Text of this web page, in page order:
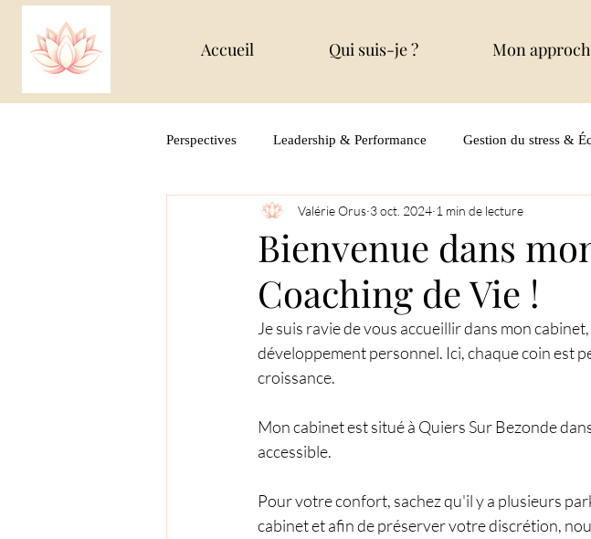
Accueil Qui suis-je ? Mon
Perspectives Leadership & Performance Gestion du stress &
Créativité & Épanouissement
Bienvenue dans
Coaching de Vie !
Valérie Orus 3 oct. 2024 1 min de lecture
Je suis ravie de vous accueillir dans mon
développement personnel. Ici, chaque coin est
croissance.
Mon cabinet est situé à Quiers Sur Bezonde
accessible.
Pour votre confort, sachez qu'il y a plusieurs
cabinet et afin de préserver votre discrétion,